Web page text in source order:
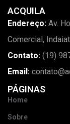
ACQUILA
Endereço: Av.
Comercial,
Contato: (19)
Email:
PÁGINAS
Home
Sobre